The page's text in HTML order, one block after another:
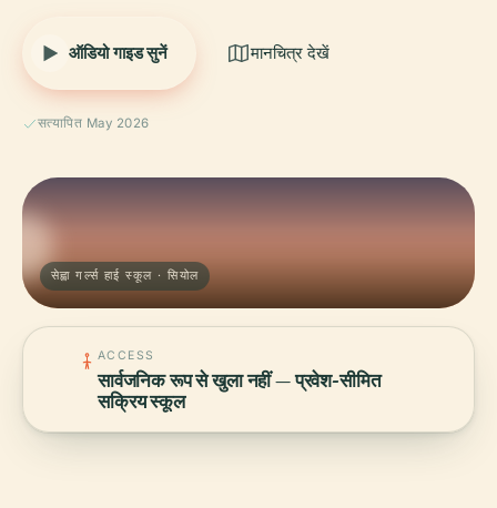
ऑडियो गाइड सुनें मानचित्र देखें
सत्यापित May 2026
सेह्वा गर्ल्स हाई स्कूल · सियोल
ACCESS
सार्वजनिक रूप से खुला नहीं — प्रवेश-सीमित
सक्रिय स्कूल